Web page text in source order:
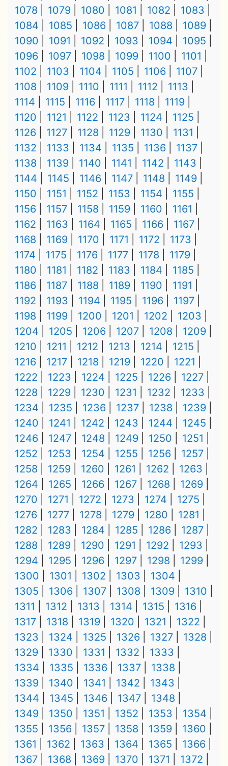
1078
1079 1080 1081 1082
1083
1084
1085 1086 1087 1088
1089
1090
1091 1092 1093 1094
1095
1096
1097 1098 1099 1100
1101
1102
1103 1104 1105 1106
1107
1108
1109 1110 1111 1112
1113
1114
1115 1116 1117 1118
1119
1120
1121 1122 1123 1124
1125
1126
1127 1128 1129 1130
1131
1132
1133 1134 1135 1136
1137
1138
1139 1140 1141 1142
1143
1144
1145 1146 1147 1148
1149
1150
1151 1152 1153 1154
1155
1156
1157 1158 1159 1160
1161
1162
1163 1164 1165 1166
1167
1168
1169 1170 1171 1172
1173
1174
1175 1176 1177 1178
1179
1180
1181 1182 1183 1184
1185
1186
1187 1188 1189 1190
1191
1192
1193 1194 1195 1196
1197
1198
1199 1200 1201 1202
1203
1204
1205 1206 1207 1208
1209
1210
1211 1212 1213 1214
1215
1216
1217 1218 1219 1220
1221
1222
1223 1224 1225 1226
1227
1228
1229 1230 1231 1232
1233
1234
1235 1236 1237 1238
1239
1240
1241 1242 1243 1244
1245
1246
1247 1248 1249 1250
1251
1252
1253 1254 1255 1256
1257
1258
1259 1260 1261 1262
1263
1264
1265 1266 1267 1268
1269
1270
1271 1272 1273 1274
1275
1276
1277 1278 1279 1280
1281
1282
1283 1284 1285 1286
1287
1288
1289 1290 1291 1292
1293
1294
1295 1296 1297 1298
1299
1300
1301 1302 1303
1304
1305
1306 1307 1308 1309
1310
1311
1312 1313 1314 1315
1316
1317
1318 1319 1320 1321
1322
1323
1324 1325 1326 1327
1328
1329
1330 1331 1332
1333
1334
1335 1336 1337
1338
1339
1340 1341 1342
1343
1344
1345 1346 1347
1348
1349
1350 1351 1352 1353
1354
1355
1356 1357 1358 1359
1360
1361
1362 1363 1364 1365
1366
1367
1368 1369 1370 1371
1372